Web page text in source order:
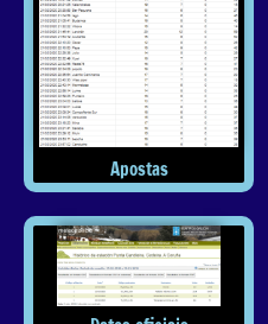
Apostas